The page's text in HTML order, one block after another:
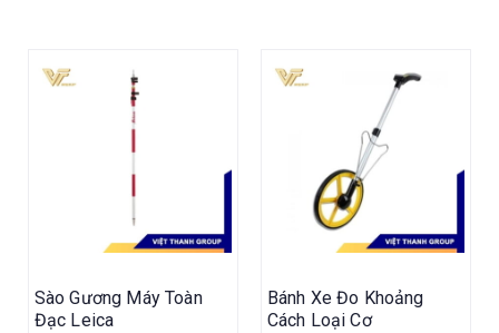
Sào Gương Máy Toàn
Đạc Leica
Bánh Xe Đo Khoảng
Cách Loại Cơ